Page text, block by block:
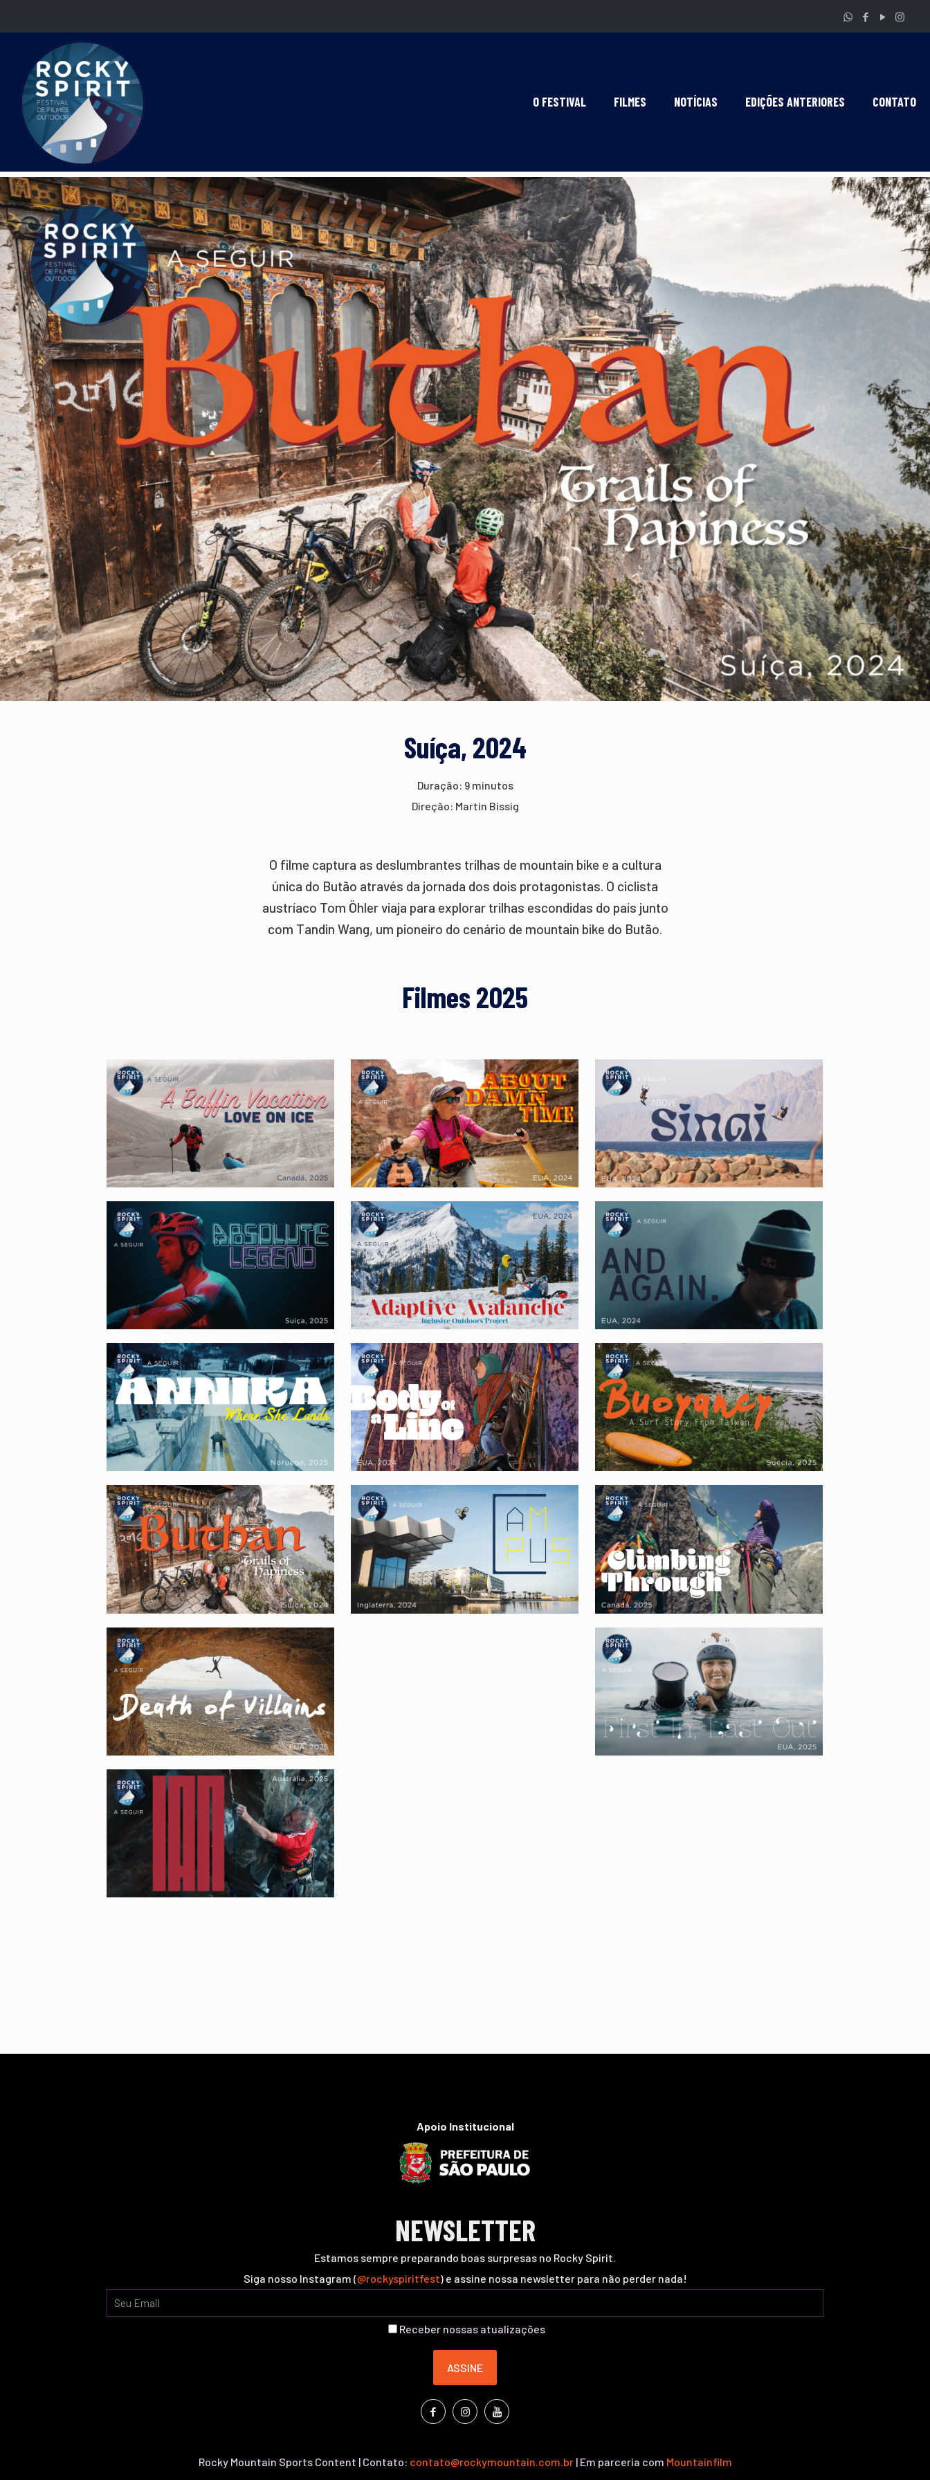
O FESTIVAL FILMES NOTÍCIAS EDIÇÕES ANTERIORES CONTATO
Suíça, 2024
Duração: 9 minutos
Direção: Martin Bissig
O filme captura as deslumbrantes trilhas de mountain bike e a cultura
única do Butão através da jornada dos dois protagonistas. O ciclista
austríaco Tom Öhler viaja para explorar trilhas escondidas do país junto
com Tandin Wang, um pioneiro do cenário de mountain bike do Butão.
Filmes 2025
Apoio Institucional
NEWSLETTER
Estamos sempre preparando boas surpresas no Rocky Spirit.
Siga nosso Instagram (@rockyspiritfest) e assine nossa newsletter para não perder nada!
Receber nossas atualizações
Rocky Mountain Sports Content | Contato: contato@rockymountain.com.br| Em parceria com Mountainfilm